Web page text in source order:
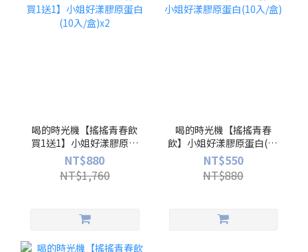
喝的時光機【搖搖青春飲
買1送1】小姐好漾膠原蛋
白(10入/盒)x2
NT$880
NT$1,760
喝的時光機【搖搖青春
飲】小姐好漾膠原蛋白(10
入/盒)
NT$550
NT$880